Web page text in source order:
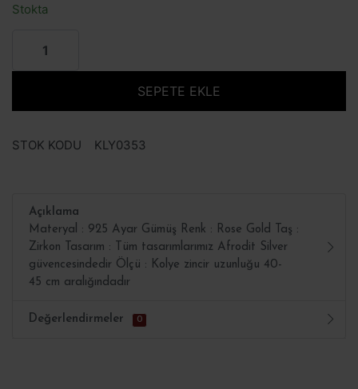
Stokta
SEPETE EKLE
STOK KODU KLY0353
Açıklama
Materyal : 925 Ayar Gümüş Renk : Rose Gold Taş :
Zirkon Tasarım : Tüm tasarımlarımız Afrodit Silver
güvencesindedir Ölçü : Kolye zincir uzunluğu 40-
45 cm aralığındadır
Değerlendirmeler 0